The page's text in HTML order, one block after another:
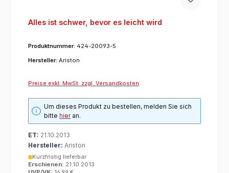
Alles ist schwer, bevor es leicht wird
Produktnummer: 424-20093-5
Hersteller: Ariston
Preise exkl. MwSt. zzgl. Versandkosten
Um dieses Produkt zu bestellen, melden Sie sich
bittehieran.
ET: 21.10.2013
Hersteller: Ariston
Kurzfristig lieferbar
Erschienen: 21.10.2013